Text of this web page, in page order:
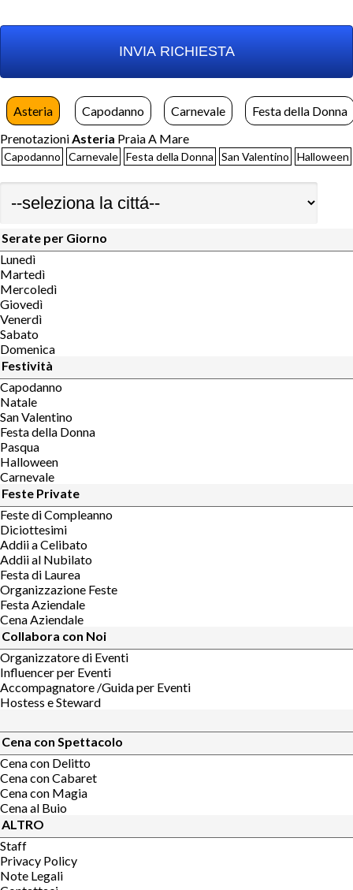
Asteria Capodanno Carnevale
Festa della Donna
Prenotazioni Asteria Praia A Mare
Capodanno Carnevale Festa della Donna San Valentino Halloween
Serate per Giorno
Lunedì
Martedì
Mercoledì
Giovedì
Venerdì
Sabato
Domenica
Festività
Capodanno
Natale
San Valentino
Festa della Donna
Pasqua
Halloween
Carnevale
Feste Private
Feste di Compleanno
Diciottesimi
Addii a Celibato
Addii al Nubilato
Festa di Laurea
Organizzazione Feste
Festa Aziendale
Cena Aziendale
Collabora con Noi
Organizzatore di Eventi
Influencer per Eventi
Accompagnatore /Guida per Eventi
Hostess e Steward
Cena con Spettacolo
Cena con Delitto
Cena con Cabaret
Cena con Magia
Cena al Buio
ALTRO
Staff
Privacy Policy
Note Legali